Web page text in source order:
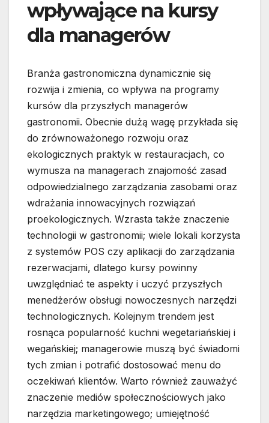
wpływające na kursy
dla managerów
Branża gastronomiczna dynamicznie się
rozwija i zmienia, co wpływa na programy
kursów dla przyszłych managerów
gastronomii. Obecnie dużą wagę przykłada się
do zrównoważonego rozwoju oraz
ekologicznych praktyk w restauracjach, co
wymusza na managerach znajomość zasad
odpowiedzialnego zarządzania zasobami oraz
wdrażania innowacyjnych rozwiązań
proekologicznych. Wzrasta także znaczenie
technologii w gastronomii; wiele lokali korzysta
z systemów POS czy aplikacji do zarządzania
rezerwacjami, dlatego kursy powinny
uwzględniać te aspekty i uczyć przyszłych
menedżerów obsługi nowoczesnych narzędzi
technologicznych. Kolejnym trendem jest
rosnąca popularność kuchni wegetariańskiej i
wegańskiej; managerowie muszą być świadomi
tych zmian i potrafić dostosować menu do
oczekiwań klientów. Warto również zauważyć
znaczenie mediów społecznościowych jako
narzędzia marketingowego; umiejętność